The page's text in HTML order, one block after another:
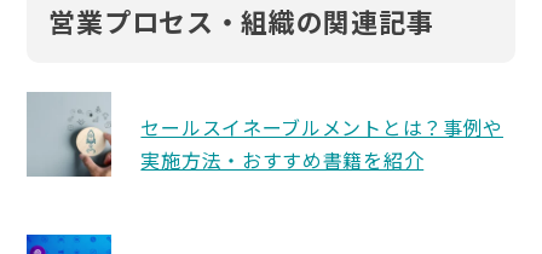
営業プロセス・組織の関連記事
セールスイネーブルメントとは？事例や
実施方法・おすすめ書籍を紹介